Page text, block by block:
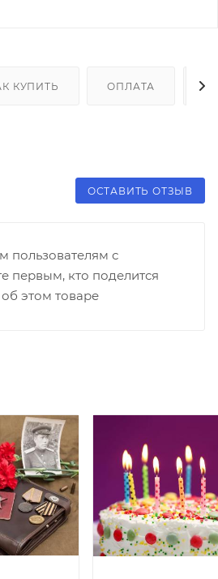
КУПИТЬ ОПЛАТА
ОСТАВИТЬ ОТЗЫВ
пользователям с
первым, кто поделится
этом товаре